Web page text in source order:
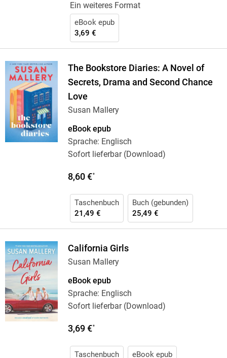
Ein weiteres Format
eBook epub
3,69 €
The Bookstore Diaries: A Novel of
Secrets, Drama and Second Chance
Love
Susan Mallery
eBook epub
Sprache: Englisch
Sofort lieferbar (Download)
8,60 €*
Taschenbuch
21,49 €
Buch (gebunden)
25,49 €
California Girls
Susan Mallery
eBook epub
Sprache: Englisch
Sofort lieferbar (Download)
3,69 €*
Taschenbuch eBook epub